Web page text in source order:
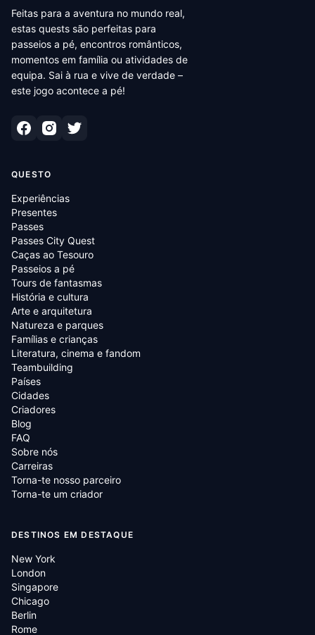
Feitas para a aventura no mundo real,
estas quests são perfeitas para
passeios a pé, encontros românticos,
momentos em família ou atividades de
equipa. Sai à rua e vive de verdade –
este jogo acontece a pé!
QUESTO
Experiências
Presentes
Passes
Passes City Quest
Caças ao Tesouro
Passeios a pé
Tours de fantasmas
História e cultura
Arte e arquitetura
Natureza e parques
Famílias e crianças
Literatura, cinema e fandom
Teambuilding
Países
Cidades
Criadores
Blog
FAQ
Sobre nós
Carreiras
Torna-te nosso parceiro
Torna-te um criador
DESTINOS EM DESTAQUE
New York
London
Singapore
Chicago
Berlin
Rome